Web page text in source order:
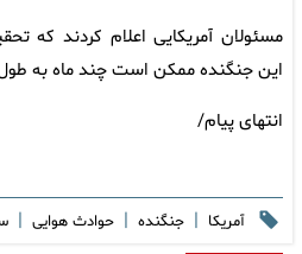
مسئولان آمریکایی اعلام کردند
این جنگنده ممکن است چند ماه به
انتهای پیام/
آمریکا | جنگنده | حوادث هوایی |